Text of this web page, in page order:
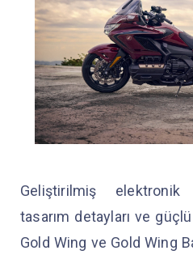
Geliştirilmiş elektronik
tasarım detayları ve
Gold Wing ve Gold Wing